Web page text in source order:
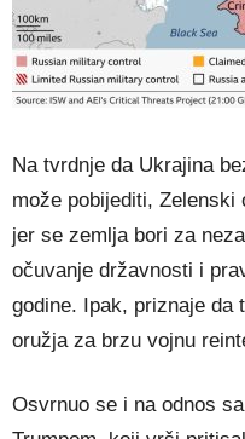
Na tvrdnje da Ukrajina
može pobijediti, Zelenski
jer se zemlja bori za
očuvanje državnosti i
godine. Ipak, priznaje da
oružja za brzu vojnu
Osvrnuo se i na odnos